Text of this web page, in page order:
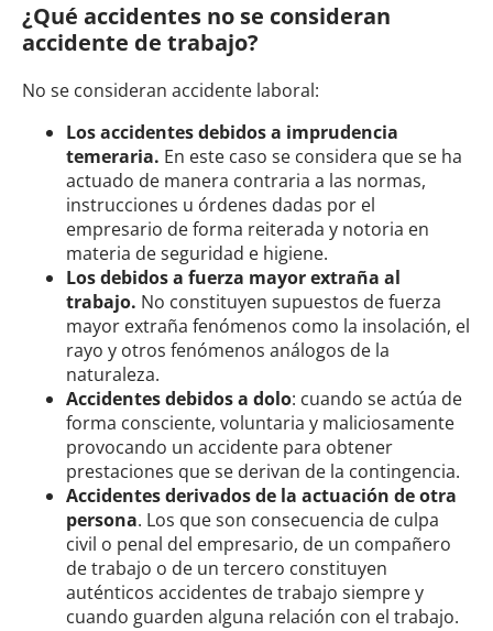
¿Qué accidentes no se consideran
accidente de trabajo?
No se consideran accidente laboral:
Los accidentes debidos a imprudencia
temeraria. En este caso se considera que se ha
actuado de manera contraria a las normas,
instrucciones u órdenes dadas por el
empresario de forma reiterada y notoria en
materia de seguridad e higiene.
Los debidos a fuerza mayor extraña al
trabajo. No constituyen supuestos de fuerza
mayor extraña fenómenos como la insolación, el
rayo y otros fenómenos análogos de la
naturaleza.
Accidentes debidos a dolo: cuando se actúa de
forma consciente, voluntaria y maliciosamente
provocando un accidente para obtener
prestaciones que se derivan de la contingencia.
Accidentes derivados de la actuación de otra
persona. Los que son consecuencia de culpa
civil o penal del empresario, de un compañero
de trabajo o de un tercero constituyen
auténticos accidentes de trabajo siempre y
cuando guarden alguna relación con el trabajo.